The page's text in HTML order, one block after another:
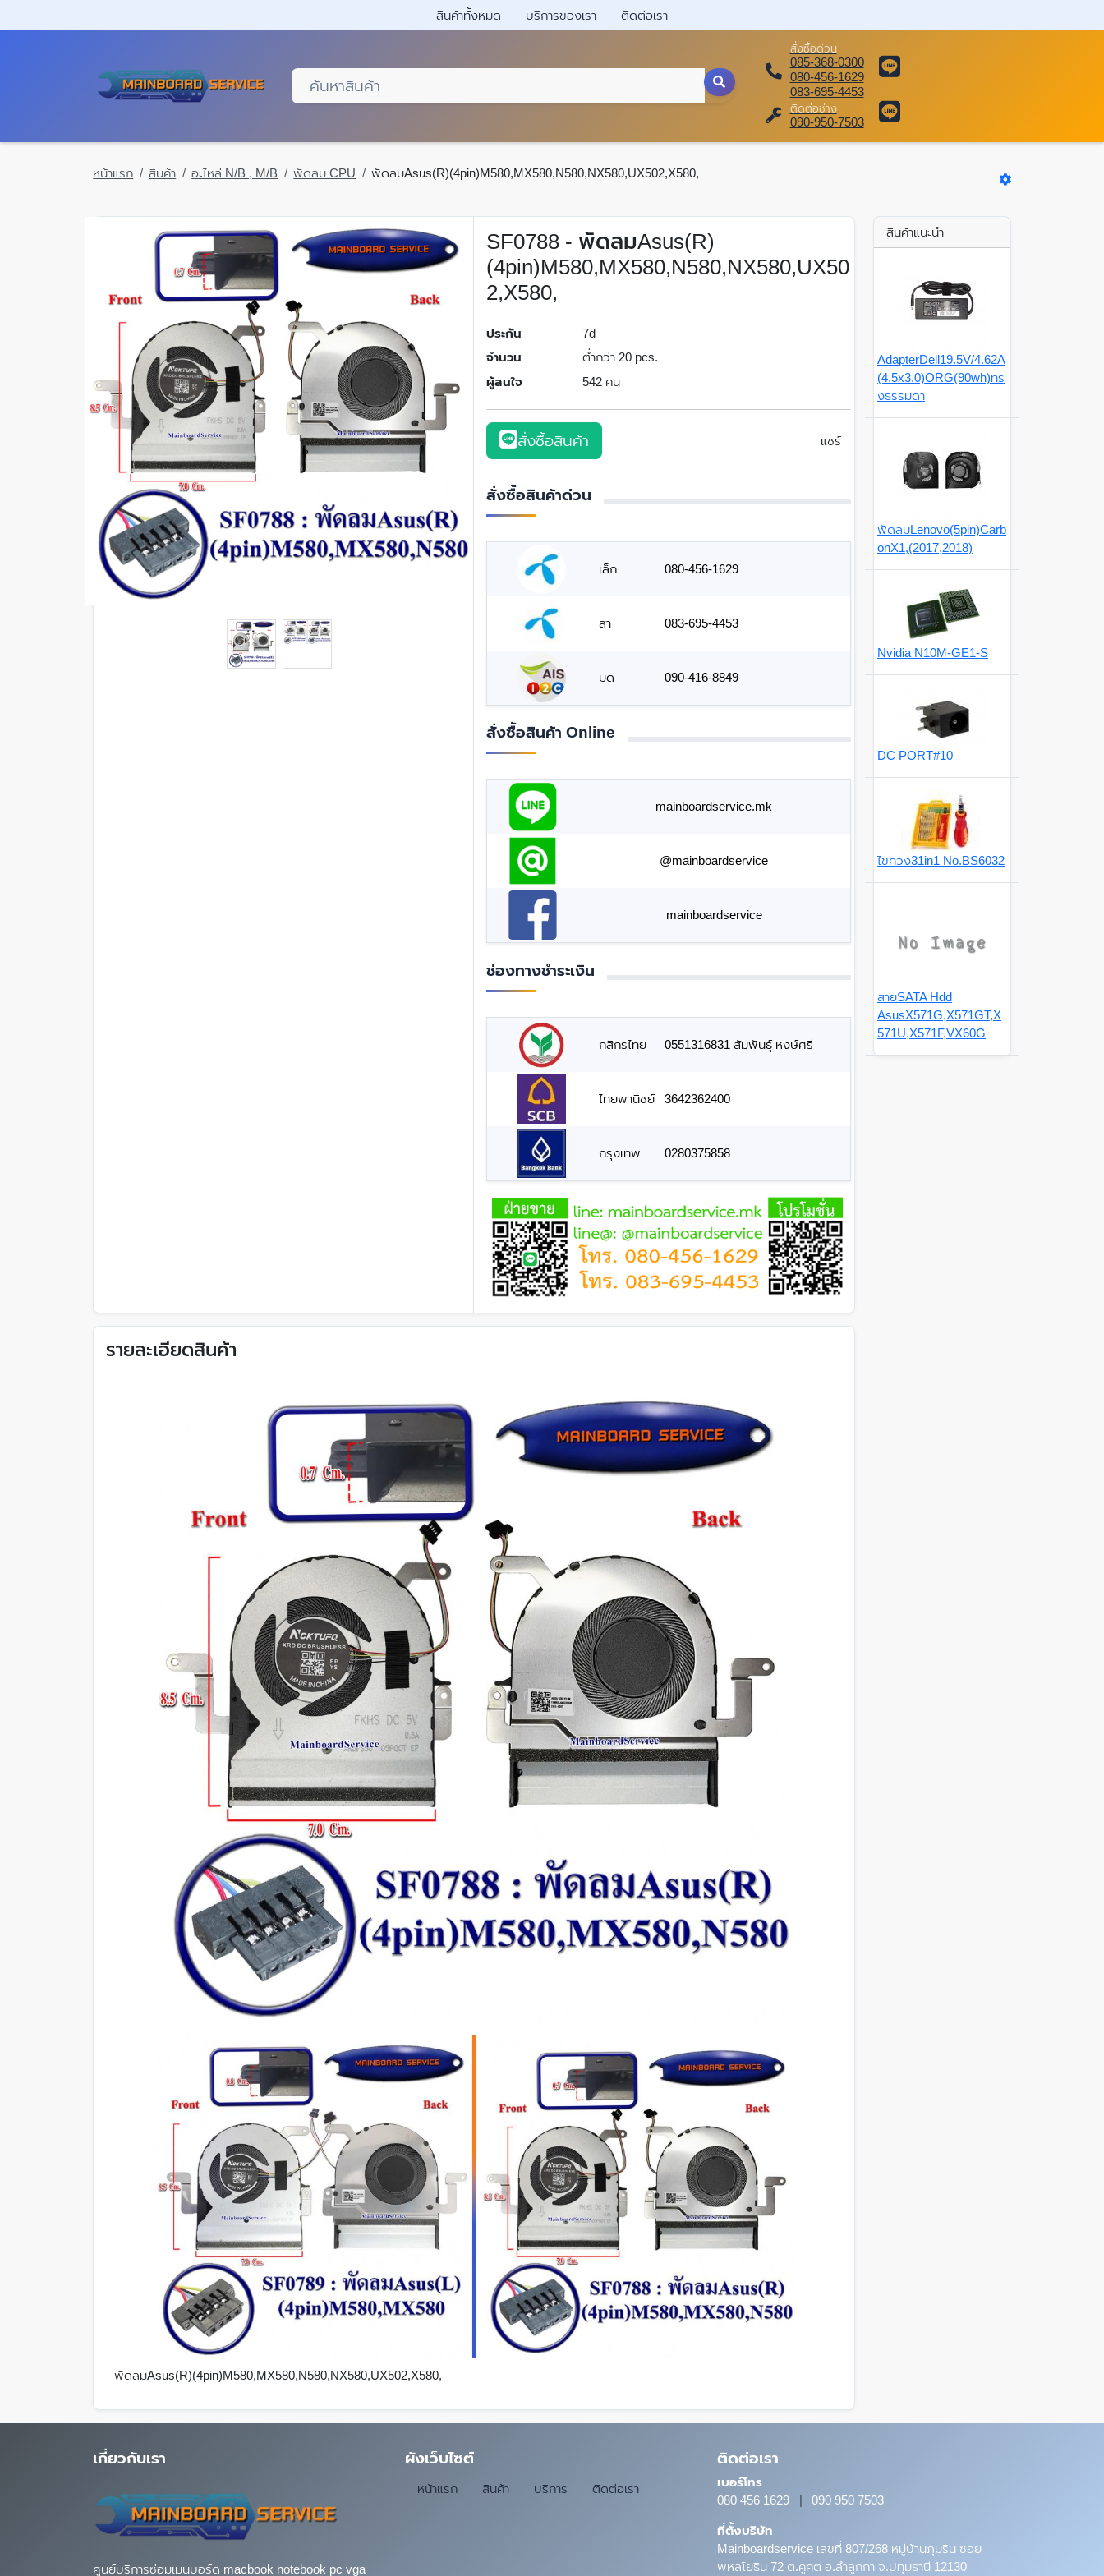
สินค้าทั้งหมด บริการของเรา ติดต่อเรา
สั่งซื้อด่วน
085-368-0300
080-456-1629
083-695-4453
ติดต่อช่าง
090-950-7503
หน้าแรก สินค้า อะไหล่ N/B , M/B พัดลม CPU พัดลมAsus(R)(4pin)M580,MX580,N580,NX580,UX502,X580,
SF0788 - พัดลมAsus(R)
(4pin)M580,MX580,N580,NX580,UX50
2,X580,
ประกัน
7d
จำนวน
ต่ำกว่า 20 pcs.
ผู้สนใจ
542 คน
สั่งซื้อสินค้า แชร์
สั่งซื้อสินค้าด่วน
เล็ก 080-456-1629
สา 083-695-4453
มด 090-416-8849
สั่งซื้อสินค้า Online
mainboardservice.mk
@mainboardservice
mainboardservice
ช่องทางชำระเงิน
กสิกรไทย 0551316831 สัมพันธุ์ หงษ์ศรี
ไทยพานิชย์ 3642362400
กรุงเทพ 0280375858
รายละเอียดสินค้า
พัดลมAsus(R)(4pin)M580,MX580,N580,NX580,UX502,X580,
สินค้าแนะนำ
AdapterDell19.5V/4.62A
(4.5x3.0)ORG(90wh)ทร
งธรรมดา
พัดลมLenovo(5pin)Carb
onX1,(2017,2018)
Nvidia N10M-GE1-S
DC PORT#10
ไขควง31in1 No.BS6032
สายSATA Hdd
AsusX571G,X571GT,X
571U,X571F,VX60G
เกี่ยวกับเรา
ศูนย์บริการซ่อมเมนบอร์ด macbook notebook pc vga
ผังเว็บไซต์
หน้าแรก สินค้า บริการ ติดต่อเรา
ติดต่อเรา
เบอร์โทร
080 456 1629
| 090 950 7503
ที่ตั้งบริษัท
Mainboardservice เลขที่ 807/268 หมู่บ้านภุมริน ซอย
พหลโยธิน 72 ต.คูคต อ.ลำลูกกา จ.ปทุมธานี 12130